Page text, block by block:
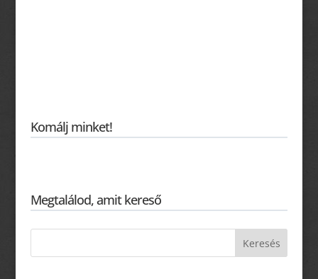
Komálj minket!
Megtalálod, amit kereső